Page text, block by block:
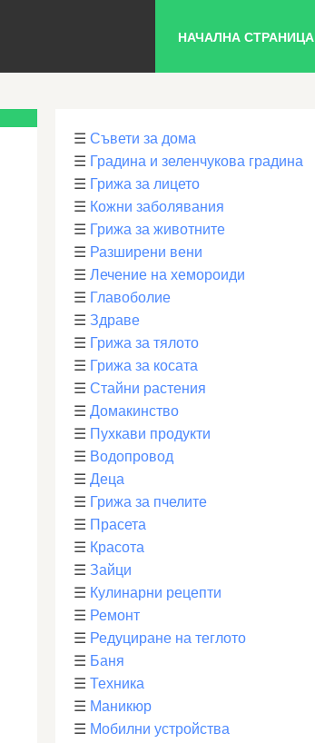
НАЧАЛНА СТРАНИЦА
☰ Съвети за дома
☰ Градина и зеленчукова градина
☰ Грижа за лицето
☰ Кожни заболявания
☰ Грижа за животните
☰ Разширени вени
☰ Лечение на хемороиди
☰ Главоболие
☰ Здраве
☰ Грижа за тялото
☰ Грижа за косата
☰ Стайни растения
☰ Домакинство
☰ Пухкави продукти
☰ Водопровод
☰ Деца
☰ Грижа за пчелите
☰ Прасета
☰ Красота
☰ Зайци
☰ Кулинарни рецепти
☰ Ремонт
☰ Редуциране на теглото
☰ Баня
☰ Техника
☰ Маникюр
☰ Мобилни устройства